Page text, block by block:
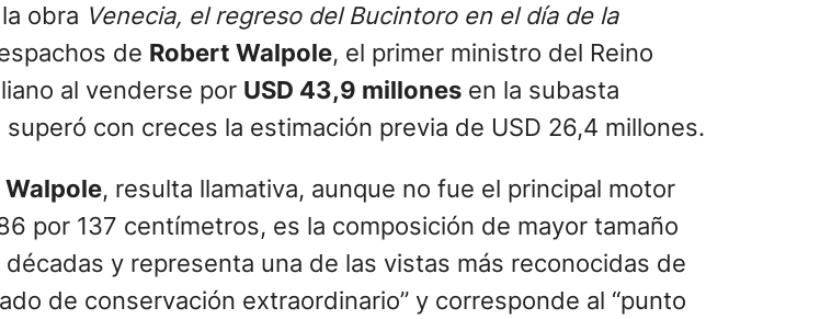
obra Venecia, el regreso del Bucintoro en el día de la
de Robert Walpole, el primer ministro del Reino
al venderse por USD 43,9 millones en la subasta
con creces la estimación previa de USD 26,4 millones.
Walpole, resulta llamativa, aunque no fue el principal motor
por 137 centímetros, es la composición de mayor tamaño
y representa una de las vistas más reconocidas de
de conservación extraordinario” y corresponde al “punto